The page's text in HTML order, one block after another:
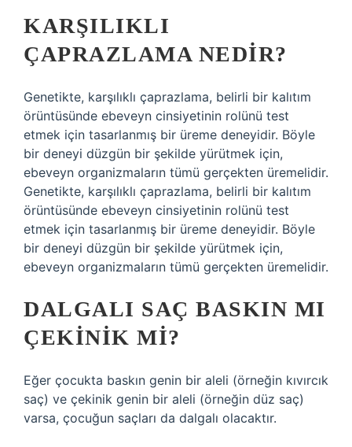
KARŞILIKLI
ÇAPRAZLAMA NEDIR?
Genetikte, karşılıklı çaprazlama, belirli bir kalıtım
örüntüsünde ebeveyn cinsiyetinin rolünü test
etmek için tasarlanmış bir üreme deneyidir. Böyle
bir deneyi düzgün bir şekilde yürütmek için,
ebeveyn organizmaların tümü gerçekten üremelidir.
Genetikte, karşılıklı çaprazlama, belirli bir kalıtım
örüntüsünde ebeveyn cinsiyetinin rolünü test
etmek için tasarlanmış bir üreme deneyidir. Böyle
bir deneyi düzgün bir şekilde yürütmek için,
ebeveyn organizmaların tümü gerçekten üremelidir.
DALGALI SAÇ BASKIN MI
ÇEKINIK MI?
Eğer çocukta baskın genin bir aleli (örneğin kıvırcık
saç) ve çekinik genin bir aleli (örneğin düz saç)
varsa, çocuğun saçları da dalgalı olacaktır.